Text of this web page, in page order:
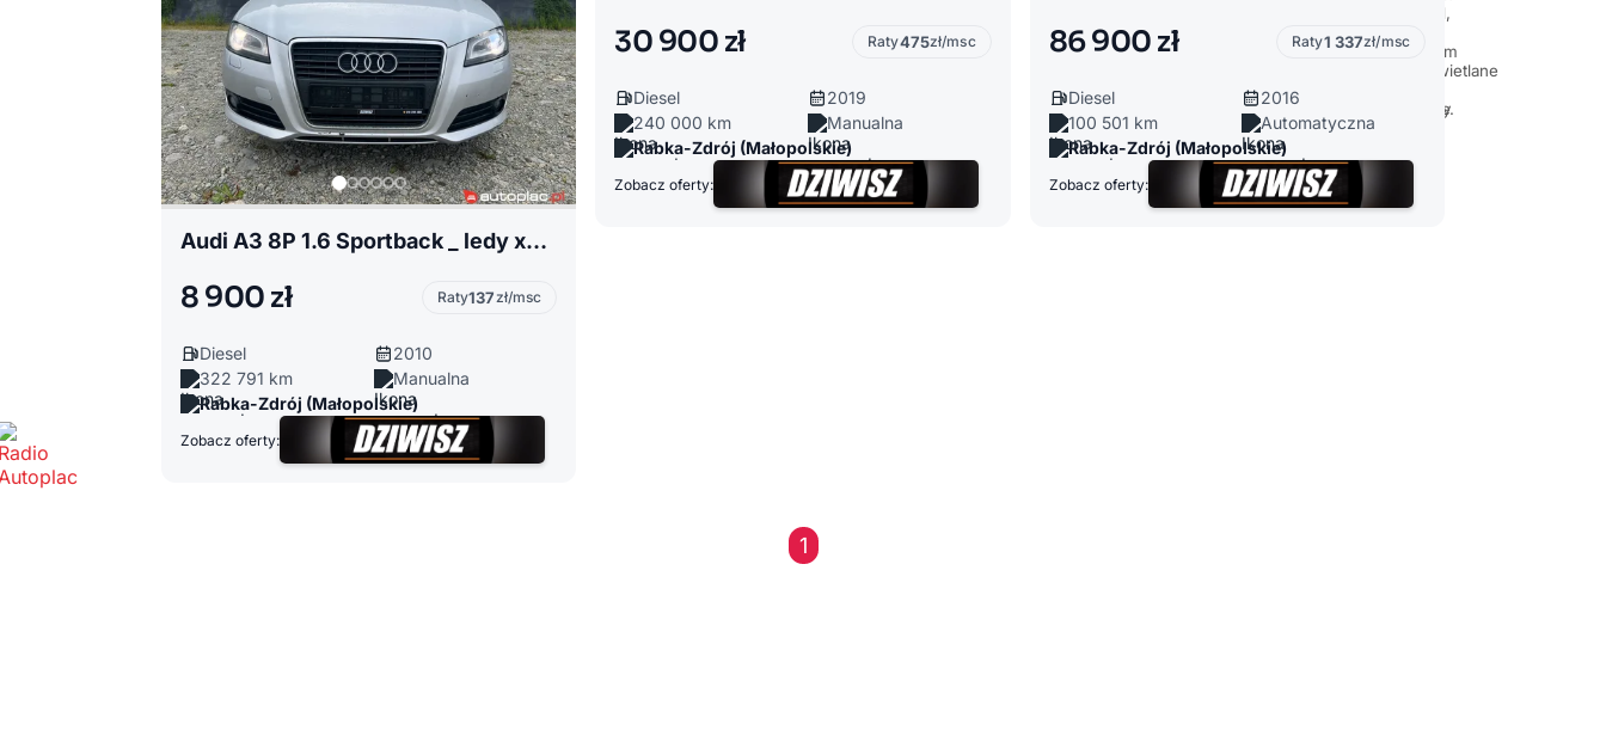
Audi A3 8P 1.6 Sportback _ ledy xenony _
8 900 zł Raty137zł/msc
Diesel
2010
322 791 km
Manualna
Rabka-Zdrój (Małopolskie)
Zobacz oferty:
30 900 zł Raty475zł/msc
Diesel
2019
240 000 km
Manualna
Rabka-Zdrój (Małopolskie)
Zobacz oferty:
86 900 zł Raty1 337zł/msc
Diesel
2016
100 501 km
Automatyczna
Rabka-Zdrój (Małopolskie)
Zobacz oferty:
1